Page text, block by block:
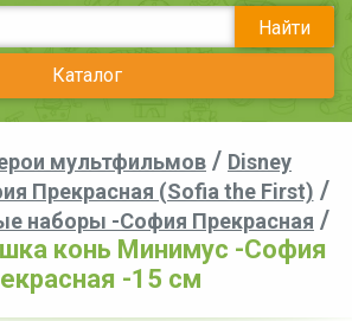
Найти
Каталог
мультфильмов / Disney
Прекрасная (Sofia the First) /
наборы -София Прекрасная /
конь Минимус -София
-15 см